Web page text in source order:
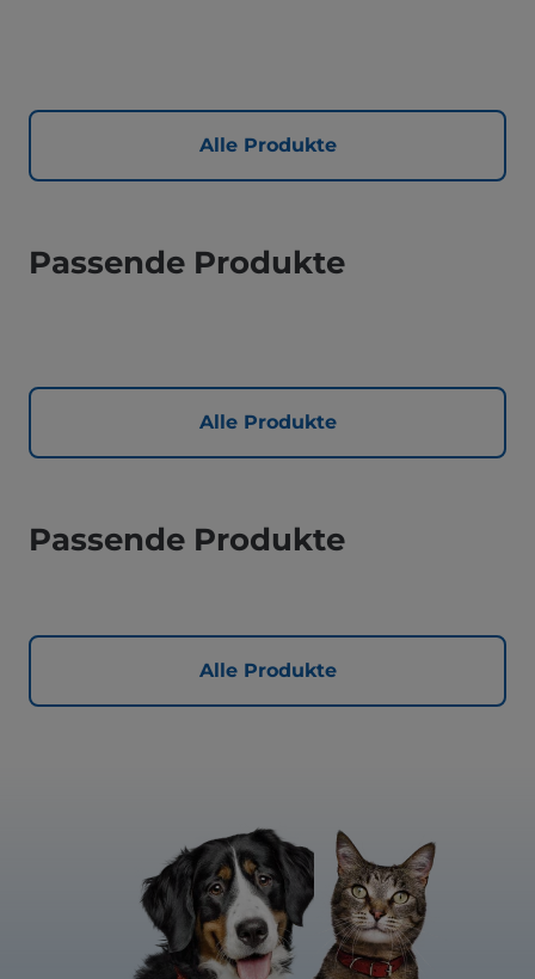
Alle Produkte
Passende Produkte
Alle Produkte
Passende Produkte
Alle Produkte